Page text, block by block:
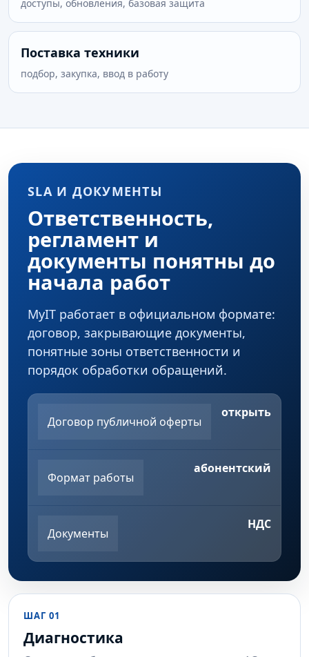
доступы, обновления, базовая защита
Поставка техники
подбор, закупка, ввод в работу
SLA И ДОКУМЕНТЫ
Ответственность,
регламент и
документы понятны до
начала работ
MyIT работает в официальном формате:
договор, закрывающие документы,
понятные зоны ответственности и
порядок обработки обращений.
Договор публичной оферты
открыть
Формат работы
абонентский
Документы
НДС
ШАГ 01
Диагностика